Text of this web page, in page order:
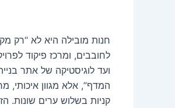
חנות מובילה היא לא “רק
לחובבים, ומרכז פיקוד
ועד לוגיסטיקה של אתר
קניות בשלוש ערים שונות.